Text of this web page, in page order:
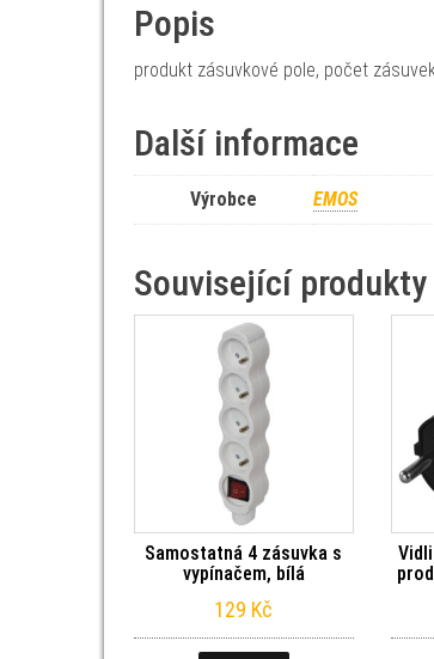
Popis
produkt zásuvkové pole, počet
Další informace
Výrobce EMOS
Související produkty
Samostatná 4 zásuvka s
vypínačem, bílá
129 Kč